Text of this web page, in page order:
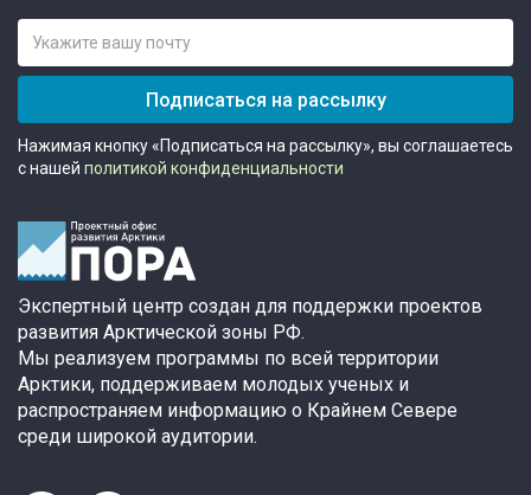
Подписаться на рассылку
Нажимая кнопку «Подписаться на рассылку», вы соглашаетесь
с нашей политикой конфиденциальности
Экспертный центр создан для поддержки проектов
развития Арктической зоны РФ.
Мы реализуем программы по всей территории
Арктики, поддерживаем молодых ученых и
распространяем информацию о Крайнем Севере
среди широкой аудитории.